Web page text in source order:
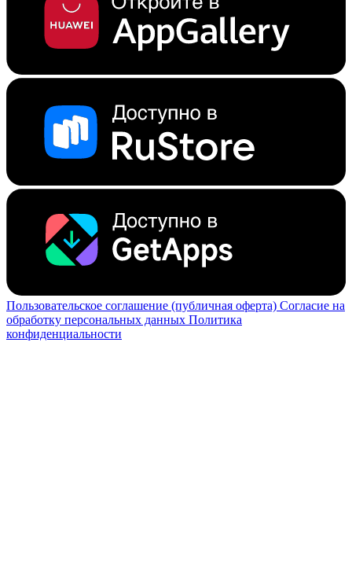
Пользовательское соглашение (публичная оферта) Согласие на
обработку персональных данных Политика
конфиденциальности